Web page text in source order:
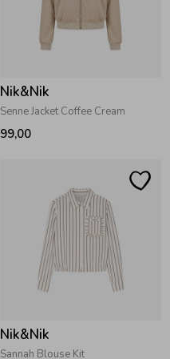
Nik&Nik
Senne Jacket Coffee Cream
99,00
Nik&Nik
Sannah Blouse Kit